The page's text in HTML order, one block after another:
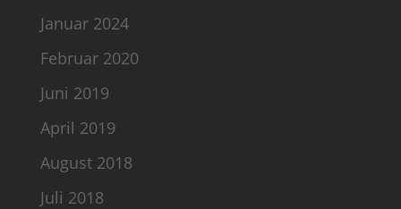
Januar 2024
Februar 2020
Juni 2019
April 2019
August 2018
Juli 2018